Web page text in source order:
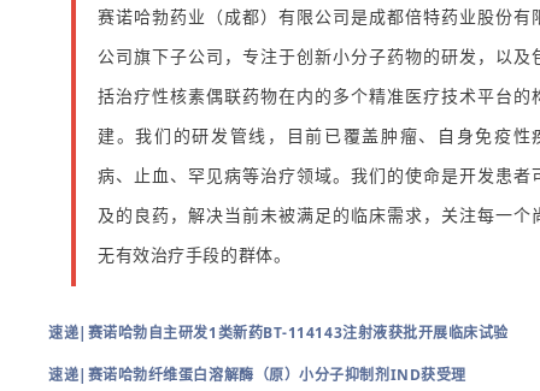
赛诺哈勃药业（成都）有限公司是成都倍特药业股份有
公司旗下子公司，专注于创新小分子药物的研发，以及
括治疗性核素偶联药物在内的多个精准医疗技术平台的
建。我们的研发管线，目前已覆盖肿瘤、自身免疫性
病、止血、罕见病等治疗领域。我们的使命是开发患者
及的良药，解决当前未被满足的临床需求，关注每一个
无有效治疗手段的群体。
速递|赛诺哈勃自主研发1类新药BT-114143注射液获批开展临床试验
速递|赛诺哈勃纤维蛋白溶解酶（原）小分子抑制剂IND获受理